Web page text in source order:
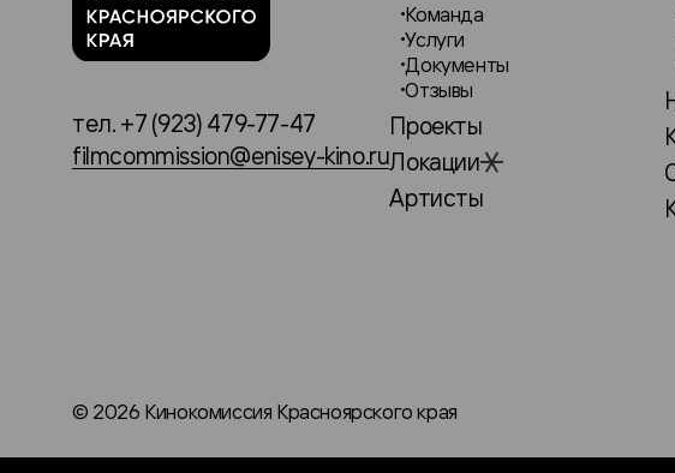
тел. +7 (923) 479-77-47
filmcommission@enisey-kino.ru
Команда
Услуги
Документы
Отзывы
Проекты
Локации
Артисты
© 2026 Кинокомиссия Красноярского края